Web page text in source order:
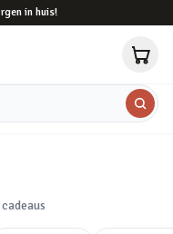
in huis!
cadeaus